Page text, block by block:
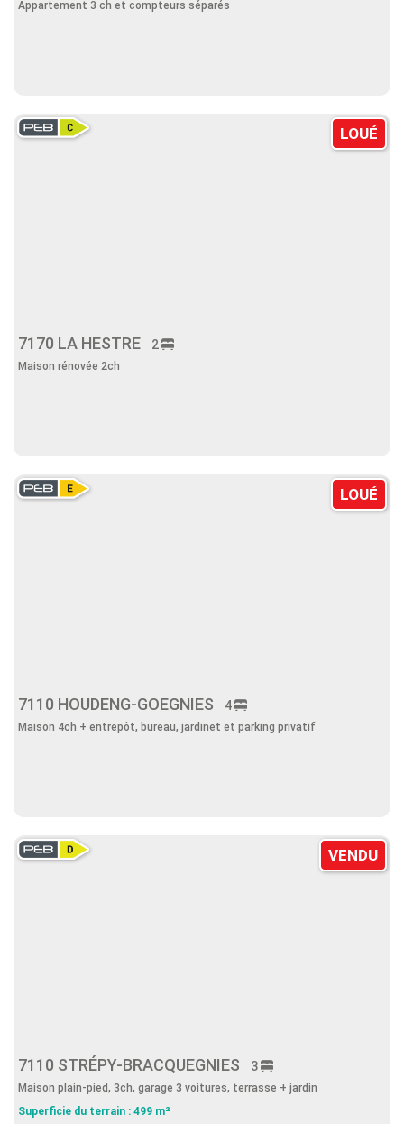
Appartement 3 ch et compteurs séparés
LOUÉ
7170 LA HESTRE 2
Maison rénovée 2ch
LOUÉ
7110 HOUDENG-GOEGNIES 4
Maison 4ch + entrepôt, bureau, jardinet et parking privatif
VENDU
7110 STRÉPY-BRACQUEGNIES 3
Maison plain-pied, 3ch, garage 3 voitures, terrasse + jardin
Superficie du terrain : 499 m²